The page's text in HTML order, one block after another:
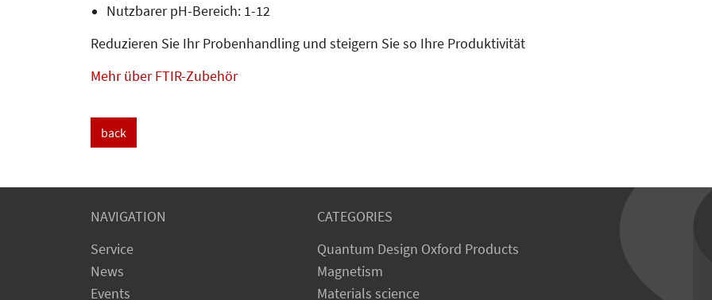
Nutzbarer pH-Bereich: 1-12
Reduzieren Sie Ihr Probenhandling und steigern Sie so Ihre Produktivität
Mehr über FTIR-Zubehör
back
NAVIGATION
Service
News
Events
CATEGORIES
Quantum Design Oxford Products
Magnetism
Materials science